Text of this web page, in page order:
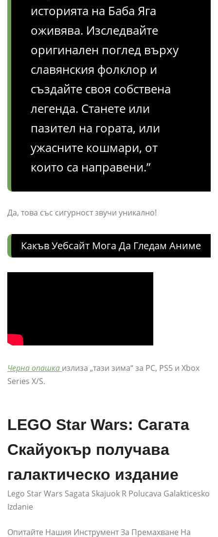
историята на Баба Яга
оживява. Изследвайте
оригинален поглед върху
славянския фолклор и
създайте своя собствена
легенда. Станете или
пазител на гората, или
ужасните кошмари, от
които са направени.”
Да, това със сигурност звучи уникално!
Какъв Уебсайт Мога Да Гледам Аниме
Черна опашка излиза „тази зима“ за PC, PS5 и Xbox
Series X/S.
LEGO Star Wars: Сагата
Скайуокър получава
галактическо издание
Lego Star Wars Sagata Skajuok R Polucava Galakticesko
Izdanie
Опитайте Нашия Инструмент За Премахване На